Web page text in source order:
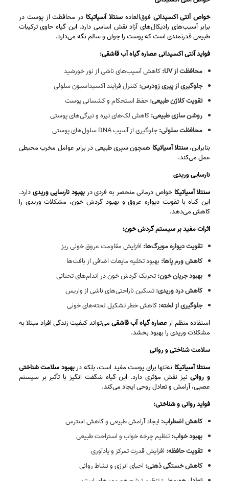
خواص آنتی اکسیدانی فوق‌العادهسنتلا آسیاتیکا در محافظت از پوست در
برابر آسیب‌های رادیکال‌های آزاد نقش اساسی دارد. این گیاه حاوی ترکیبات
طبیعی قدرتمندی است که پوست را جوان و سالم نگه می‌دارد.
فواید آنتی اکسیدانی عصاره گیاه آب قاشقی:
محافظت از UV:
کاهش آسیب‌های ناشی از نور خورشید
جلوگیری از پیری زودرس:کنترل فرآیند اکسیداسیون سلولی
تقویت کلاژن طبیعی:حفظ استحکام و کشسانی پوست
روشن‌ سازی طبیعی:کاهش لک‌های تیره و تیرگی‌های پوستی
محافظت سلولی:جلوگیری از آسیب DNA سلول‌های پوستی
بنابراین،سنتلا آسیاتیکا همچون سپری طبیعی در برابر عوامل مخرب محیطی
عمل می‌کند.
نارسایی وریدی
سنتلا آسیاتیکا خواص درمانی منحصر به‌ فردی دربهبود نارسایی وریدیدارد.
این گیاه با تقویت دیواره عروق و بهبود گردش خون، مشکلات وریدی را
کاهش می‌دهد.
اثرات مفید بر سیستم گردش خون:
تقویت دیواره مویرگ‌ها: افزایش مقاومت عروق خونی ریز
کاهش ورم پاها: بهبود تخلیه مایعات اضافی از بافت‌ها
بهبود جریان خون:تحریک گردش خون در اندام‌های تحتانی
کاهش درد وریدی:تسکین ناراحتی‌های ناشی از واریس
جلوگیری از لخته:کاهش خطر تشکیل لخته‌های خونی
استفاده منظم ازعصاره گیاه آب قاشقیمی‌تواند کیفیت زندگی افراد مبتلا به
مشکلات وریدی را بهبود بخشد.
سلامت شناختی و روانی
سنتلا آسیاتیکا نه‌تنها برای پوست مفید است، بلکه دربهبود سلامت شناختی
و روانینیز نقش مؤثری دارد. این گیاه شگفت‌ انگیز با تأثیر بر سیستم
عصبی، آرامش و تعادل روحی ایجاد می‌کند.
فواید روانی و شناختی:
کاهش اضطراب: ایجاد آرامش طبیعی و کاهش استرس
بهبود خواب:تنظیم چرخه خواب و استراحت طبیعی
تقویت حافظه: افزایش قدرت تمرکز و یادآوری
کاهش خستگی ذهنی: احیای انرژی و نشاط روانی